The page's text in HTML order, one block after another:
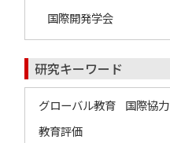
国際開発学会
研究キーワード
グローバル教育 国際協力
教育評価